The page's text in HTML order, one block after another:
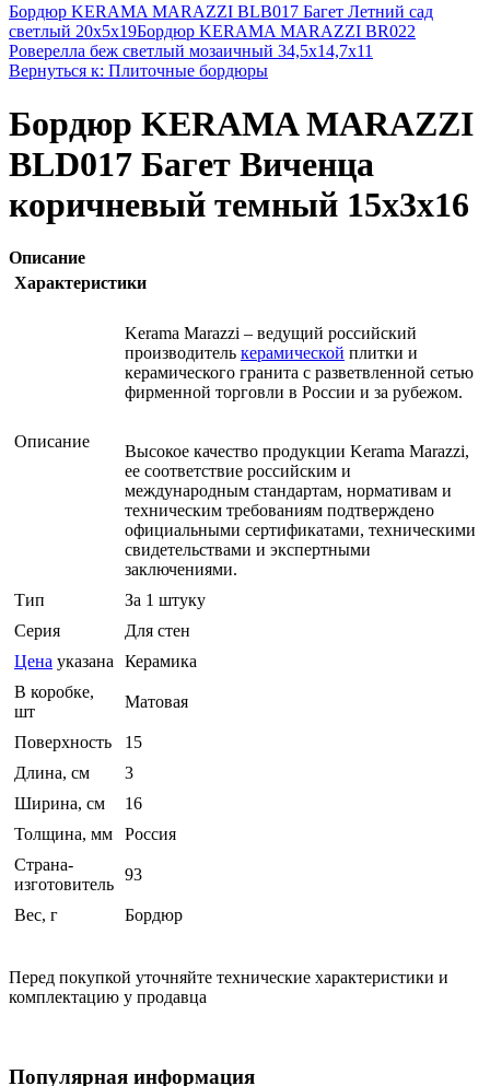
Бордюр KERAMA MARAZZI BLB017 Багет Летний сад
светлый 20х5х19Бордюр KERAMA MARAZZI BR022
Роверелла беж светлый мозаичный 34,5х14,7х11
Вернуться к: Плиточные бордюры
Бордюр KERAMA MARAZZI
BLD017 Багет Виченца
коричневый темный 15х3х16
Описание
Характеристики
Описание
Kerama Marazzi – ведущий российский
производитель керамической плитки и
керамического гранита с разветвленной сетью
фирменной торговли в России и за рубежом.
Высокое качество продукции Kerama Marazzi,
ее соответствие российским и
международным стандартам, нормативам и
техническим требованиям подтверждено
официальными сертификатами, техническими
свидетельствами и экспертными
заключениями.
Тип
За 1 штуку
Серия
Для стен
Цена указана Керамика
В коробке,
шт
Матовая
Поверхность
15
Длина, см
3
Ширина, см
16
Толщина, мм
Россия
Страна-
изготовитель
93
Вес, г Бордюр
Перед покупкой уточняйте технические характеристики и
комплектацию у продавца
Популярная информация